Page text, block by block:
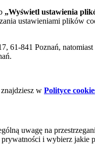
„Wyświetl ustawienia
ustawieniami plików
841 Poznań,
w Polityce
uwagę na
i wybierz jakie